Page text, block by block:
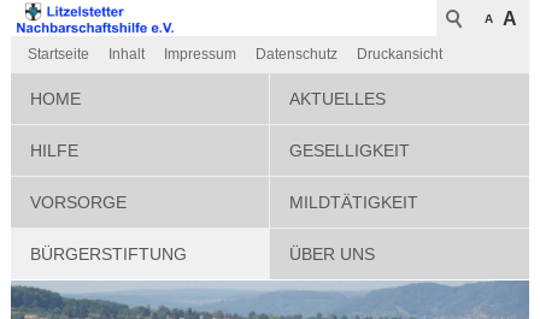
A A
Startseite Inhalt Impressum Datenschutz Druckansicht
HOME AKTUELLES
HILFE GESELLIGKEIT
VORSORGE MILDTÄTIGKEIT
BÜRGERSTIFTUNG ÜBER UNS